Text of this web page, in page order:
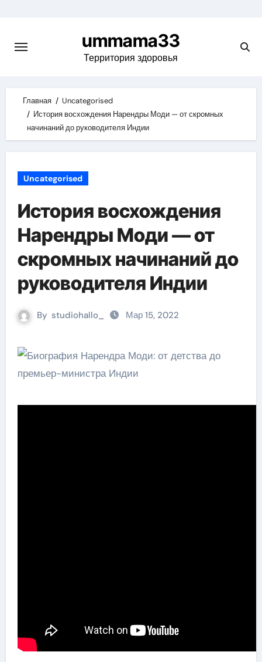
content
ummama33
Территория здоровья
Главная
Uncategorised
История восхождения Нарендры Моди — от скромных
начинаний до руководителя Индии
Uncategorised
История восхождения
Нарендры Моди — от
скромных начинаний до
руководителя Индии
By studiohallo_ Мар 15, 2022